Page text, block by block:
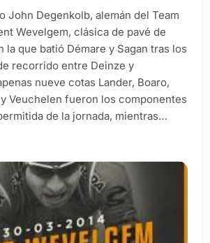
John Degenkolb, alemán del Team
Wevelgem, clásica de pavé de
la que batió Démare y Sagan tras los
recorrido entre Deinze y
nueve cotas Lander, Boaro,
Veuchelen fueron los componentes
de la jornada, mientras…